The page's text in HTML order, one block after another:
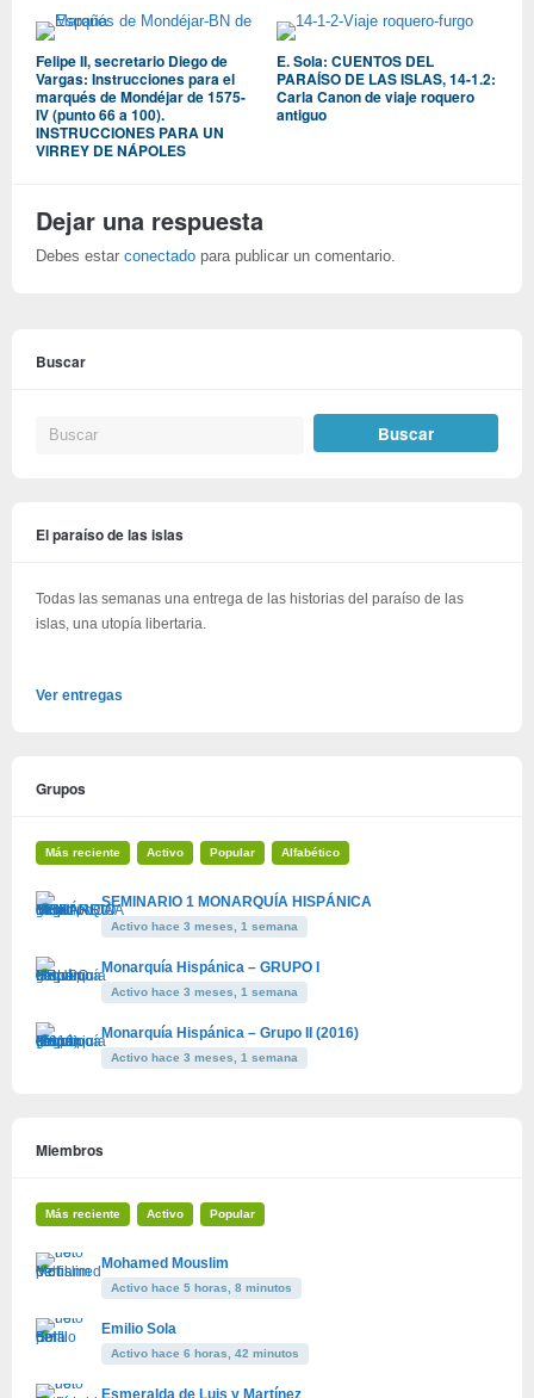
Felipe II, secretario Diego de
Vargas: Instrucciones para el
marqués de Mondéjar de 1575-
IV (punto 66 a 100).
INSTRUCCIONES PARA UN
VIRREY DE NÁPOLES
E. Sola: CUENTOS DEL
PARAÍSO DE LAS ISLAS, 14-1.2:
Carla Canon de viaje roquero
antiguo
Dejar una respuesta
Debes estar conectado para publicar un comentario.
Buscar
El paraíso de las islas
Todas las semanas una entrega de las historias del paraíso de las
islas, una utopía libertaria.
Ver entregas
Grupos
Más reciente Activo Popular Alfabético
SEMINARIO 1 MONARQUÍA HISPÁNICA
Activo hace 3 meses, 1 semana
Monarquía Hispánica – GRUPO I
Activo hace 3 meses, 1 semana
Monarquía Hispánica – Grupo II (2016)
Activo hace 3 meses, 1 semana
Miembros
Más reciente Activo Popular
Mohamed Mouslim
Activo hace 5 horas, 8 minutos
Emilio Sola
Activo hace 6 horas, 42 minutos
Esmeralda de Luis y Martínez